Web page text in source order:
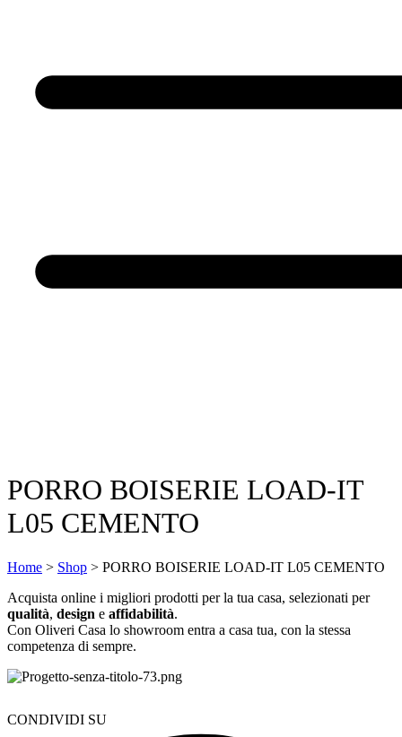
PORRO BOISERIE LOAD-IT
L05 CEMENTO
Home > Shop > PORRO BOISERIE LOAD-IT L05 CEMENTO
Acquista online i migliori prodotti per la tua casa, selezionati per
qualità, design e affidabilità.
Con Oliveri Casa lo showroom entra a casa tua, con la stessa
competenza di sempre.
CONDIVIDI SU